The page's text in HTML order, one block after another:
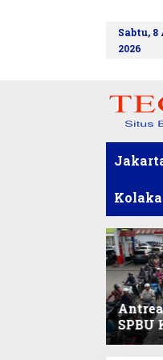
Sabtu, 8
2026
SPBU
Sultra